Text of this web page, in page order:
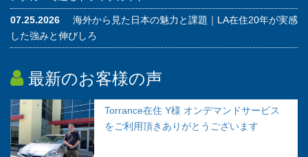
07.25.2026
海外から見た日本の魅力と課題｜LA在住20年が実感
した強みと伸びしろ
最新のお客様の声
Torrance在住 Y様 オンデマンドサービス
をご利用頂きありがとうございます